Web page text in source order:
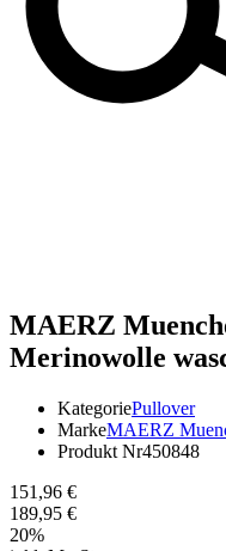
MAERZ
Merinowolle
KategoriePullover
MarkeMAERZ
Produkt Nr450848
151,96 €
189,95 €
20%